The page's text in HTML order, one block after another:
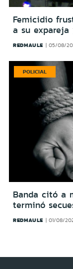
Femicidio
a su
REDMAULE 05/08/
POLICIAL
Banda citó a
terminó
REDMAULE 01/08/